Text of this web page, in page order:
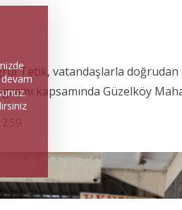
Tetik, vatandaşlarla doğrudan
kapsamında Güzelköy